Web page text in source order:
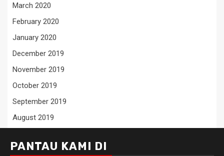
March 2020
February 2020
January 2020
December 2019
November 2019
October 2019
September 2019
August 2019
PANTAU KAMI DI